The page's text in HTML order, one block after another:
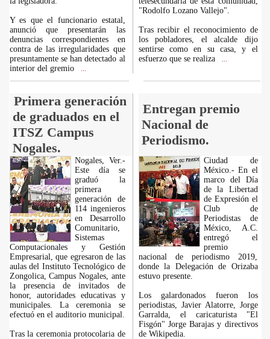
Y es que el funcionario estatal,
anunció que presentarán las
denuncias correspondientes en
contra de las irregularidades que
presuntamente se han detectado al
interior del gremio
"Rodolfo Lozano Vallejo".
Tras recibir el reconocimiento de
los pobladores, el alcalde dijo
sentirse como en su casa, y el
esfuerzo que se realiza
Primera generación
de graduados en el
ITSZ Campus
Nogales.
Entregan premio
Nacional de
Periodismo.
Nogales, Ver.-
Este día se
graduó la
primera
generación de
114 ingenieros
en Desarrollo
Comunitario,
Sistemas
Computacionales y Gestión
Empresarial, que egresaron de las
aulas del Instituto Tecnológico de
Zongolica, Campus Nogales, ante
la presencia de invitados de
honor, autoridades educativas y
municipales. La ceremonia se
efectuó en el auditorio municipal.
Tras la ceremonia protocolaria de
Ciudad de
México.- En el
marco del Día
de la Libertad
de Expresión el
Club de
Periodistas de
México, A.C.
entregó el
premio
nacional de periodismo 2019,
donde la Delegación de Orizaba
estuvo presente.
Los galardonados fueron los
periodistas, Javier Alatorre, Jorge
Garralda, el caricaturista "El
Fisgón" Jorge Barajas y directivos
de Wikipedia.